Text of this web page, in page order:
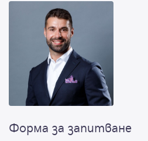
Форма за запитване